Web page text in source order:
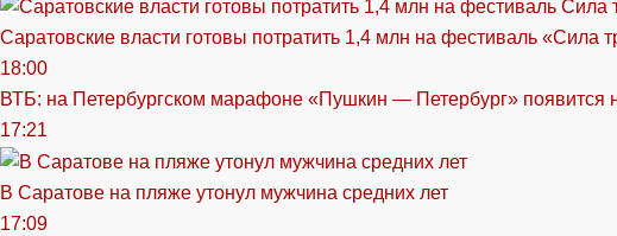
Саратовские власти готовы потратить 1,4 млн на фестиваль «Сила
18:00
ВТБ: на Петербургском марафоне «Пушкин — Петербург» появится
17:21
В Саратове на пляже утонул мужчина средних лет
17:09